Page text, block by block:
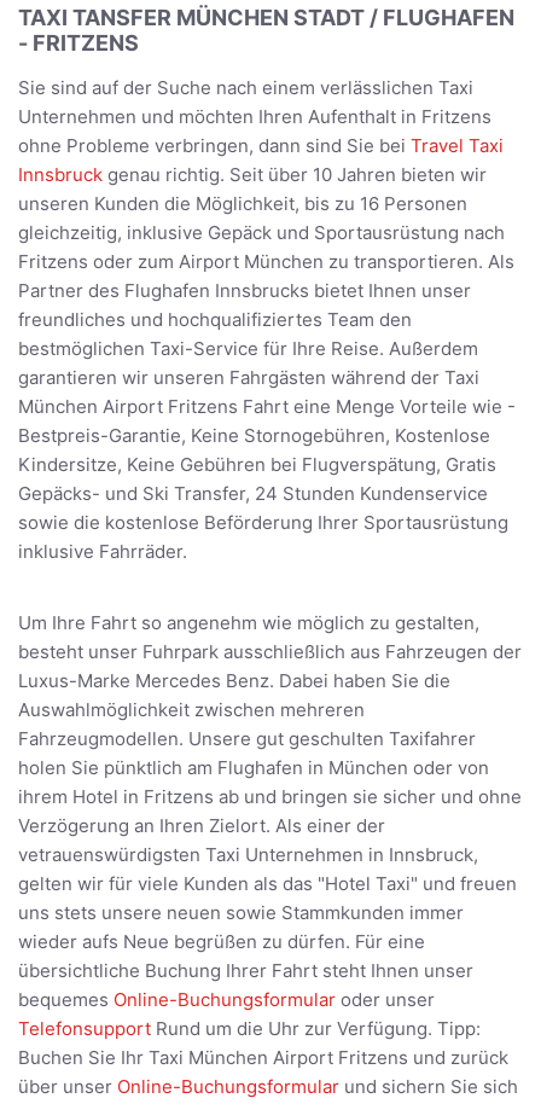
TAXI TANSFER MÜNCHEN STADT / FLUGHAFEN
- FRITZENS
Sie sind auf der Suche nach einem verlässlichen Taxi
Unternehmen und möchten Ihren Aufenthalt in Fritzens
ohne Probleme verbringen, dann sind Sie bei Travel Taxi
Innsbruck genau richtig. Seit über 10 Jahren bieten wir
unseren Kunden die Möglichkeit, bis zu 16 Personen
gleichzeitig, inklusive Gepäck und Sportausrüstung nach
Fritzens oder zum Airport München zu transportieren. Als
Partner des Flughafen Innsbrucks bietet Ihnen unser
freundliches und hochqualifiziertes Team den
bestmöglichen Taxi-Service für Ihre Reise. Außerdem
garantieren wir unseren Fahrgästen während der Taxi
München Airport Fritzens Fahrt eine Menge Vorteile wie -
Bestpreis-Garantie, Keine Stornogebühren, Kostenlose
Kindersitze, Keine Gebühren bei Flugverspätung, Gratis
Gepäcks- und Ski Transfer, 24 Stunden Kundenservice
sowie die kostenlose Beförderung Ihrer Sportausrüstung
inklusive Fahrräder.
Um Ihre Fahrt so angenehm wie möglich zu gestalten,
besteht unser Fuhrpark ausschließlich aus Fahrzeugen der
Luxus-Marke Mercedes Benz. Dabei haben Sie die
Auswahlmöglichkeit zwischen mehreren
Fahrzeugmodellen. Unsere gut geschulten Taxifahrer
holen Sie pünktlich am Flughafen in München oder von
ihrem Hotel in Fritzens ab und bringen sie sicher und ohne
Verzögerung an Ihren Zielort. Als einer der
vetrauenswürdigsten Taxi Unternehmen in Innsbruck,
gelten wir für viele Kunden als das "Hotel Taxi" und freuen
uns stets unsere neuen sowie Stammkunden immer
wieder aufs Neue begrüßen zu dürfen. Für eine
übersichtliche Buchung Ihrer Fahrt steht Ihnen unser
bequemes Online-Buchungsformular oder unser
Telefonsupport Rund um die Uhr zur Verfügung. Tipp:
Buchen Sie Ihr Taxi München Airport Fritzens und zurück
über unser Online-Buchungsformular und sichern Sie sich